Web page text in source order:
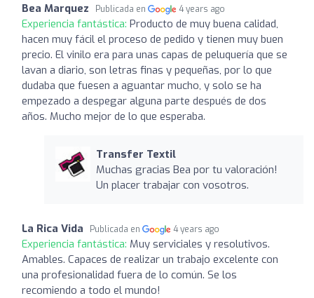
Bea Marquez Publicada en 4 years ago
Experiencia fantástica: Producto de muy buena calidad,
hacen muy fácil el proceso de pedido y tienen muy buen
precio. El vinilo era para unas capas de peluquería que se
lavan a diario, son letras finas y pequeñas, por lo que
dudaba que fuesen a aguantar mucho, y solo se ha
empezado a despegar alguna parte después de dos
años. Mucho mejor de lo que esperaba.
Transfer Textil
Muchas gracias Bea por tu valoración!
Un placer trabajar con vosotros.
La Rica Vida Publicada en 4 years ago
Experiencia fantástica: Muy serviciales y resolutivos.
Amables. Capaces de realizar un trabajo excelente con
una profesionalidad fuera de lo común. Se los
recomiendo a todo el mundo!